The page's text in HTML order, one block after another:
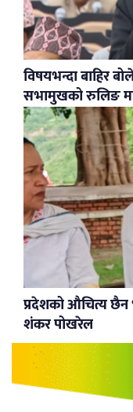
विषयभन्दा बाहिर
सभामुखको रुलिङ
प्रदेशको औचित्य
शंकर पोखरेल